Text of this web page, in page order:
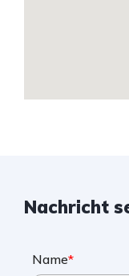
Nachricht
Name*